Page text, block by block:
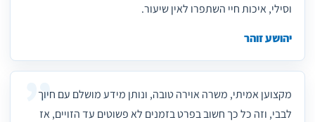
וסילי, איכות חיי השתפרו לאין שיעור.
יהושע זוהר
מקצוען אמיתי, משרה אוירה טובה, ונותן מידע מושלם עם חיוך
לבבי, וזה כל כך חשוב בפרט בזמנים לא פשוטים עד הזויים, אז